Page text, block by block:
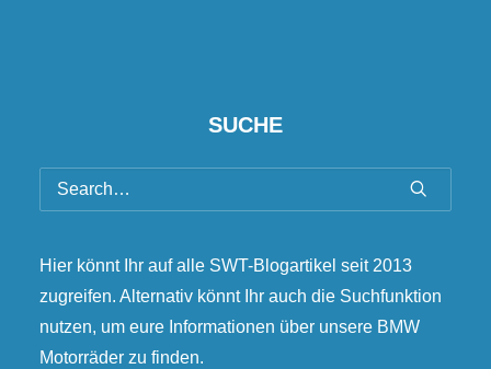
SUCHE
Hier könnt Ihr auf alle SWT-Blogartikel seit 2013
zugreifen. Alternativ könnt Ihr auch die Suchfunktion
nutzen, um eure Informationen über unsere BMW
Motorräder zu finden.